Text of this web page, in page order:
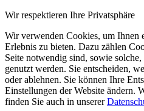
Wir respektieren Ihre Privatsphäre
Wir verwenden Cookies, um Ihnen
Erlebnis zu bieten. Dazu zählen
Seite notwendig sind, sowie
genutzt werden. Sie entscheiden,
oder ablehnen. Sie können Ihre
Einstellungen der Website ändern.
finden Sie auch in unserer